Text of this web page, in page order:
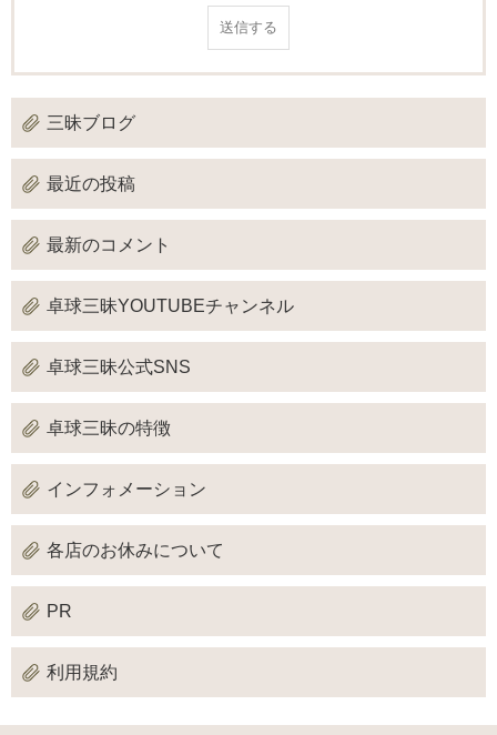
三昧ブログ
最近の投稿
最新のコメント
卓球三昧YOUTUBEチャンネル
卓球三昧公式SNS
卓球三昧の特徴
インフォメーション
各店のお休みについて
PR
利用規約